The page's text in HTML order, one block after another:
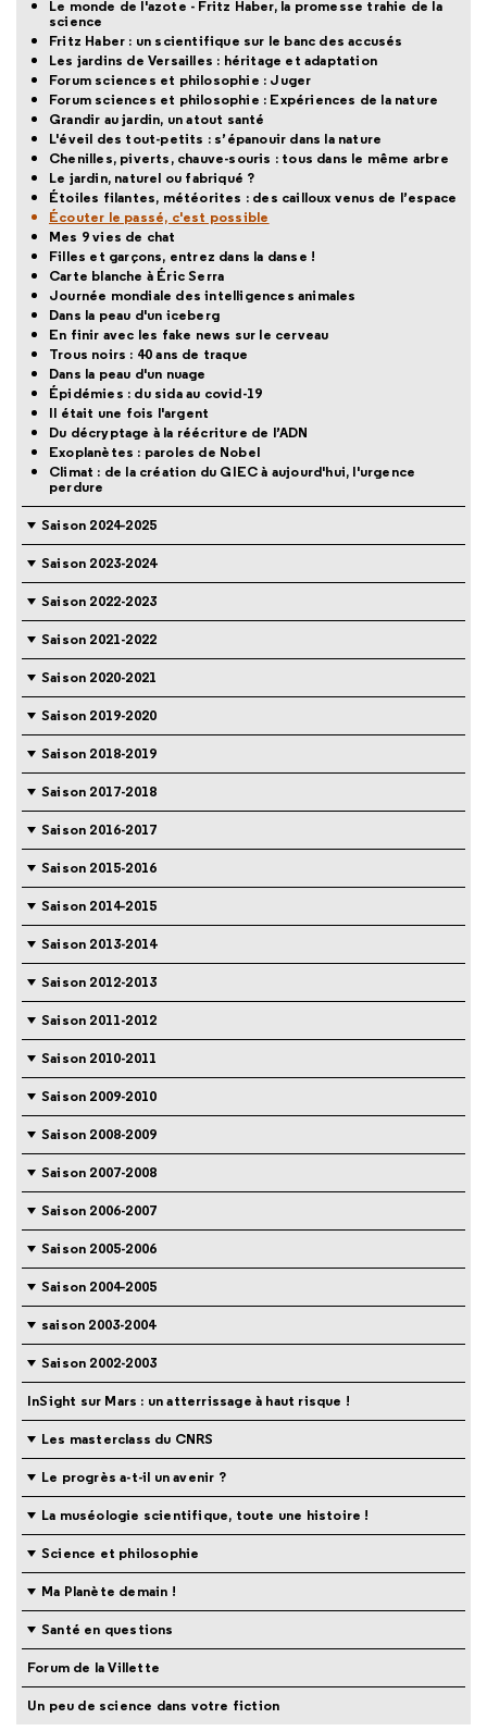
Le monde de l'azote - Fritz Haber, la promesse trahie de la
science
Fritz Haber : un scientifique sur le banc des accusés
Les jardins de Versailles : héritage et adaptation
Forum sciences et philosophie : Juger
Forum sciences et philosophie : Expériences de la nature
Grandir au jardin, un atout santé
L'éveil des tout-petits : s’épanouir dans la nature
Chenilles, piverts, chauve-souris : tous dans le même arbre
Le jardin, naturel ou fabriqué ?
Étoiles filantes, météorites : des cailloux venus de l’espace
Écouter le passé, c'est possible
Mes 9 vies de chat
Filles et garçons, entrez dans la danse !
Carte blanche à Éric Serra
Journée mondiale des intelligences animales
Dans la peau d'un iceberg
En finir avec les fake news sur le cerveau
Trous noirs : 40 ans de traque
Dans la peau d'un nuage
Épidémies : du sida au covid-19
Il était une fois l'argent
Du décryptage à la réécriture de l’ADN
Exoplanètes : paroles de Nobel
Climat : de la création du GIEC à aujourd'hui, l'urgence
perdure
Saison 2024-2025
Saison 2023-2024
Saison 2022-2023
Saison 2021-2022
Saison 2020-2021
Saison 2019-2020
Saison 2018-2019
Saison 2017-2018
Saison 2016-2017
Saison 2015-2016
Saison 2014-2015
Saison 2013-2014
Saison 2012-2013
Saison 2011-2012
Saison 2010-2011
Saison 2009-2010
Saison 2008-2009
Saison 2007-2008
Saison 2006-2007
Saison 2005-2006
Saison 2004-2005
saison 2003-2004
Saison 2002-2003
InSight sur Mars : un atterrissage à haut risque !
Les masterclass du CNRS
Le progrès a-t-il un avenir ?
La muséologie scientifique, toute une histoire !
Science et philosophie
Ma Planète demain !
Santé en questions
Forum de la Villette
Un peu de science dans votre fiction